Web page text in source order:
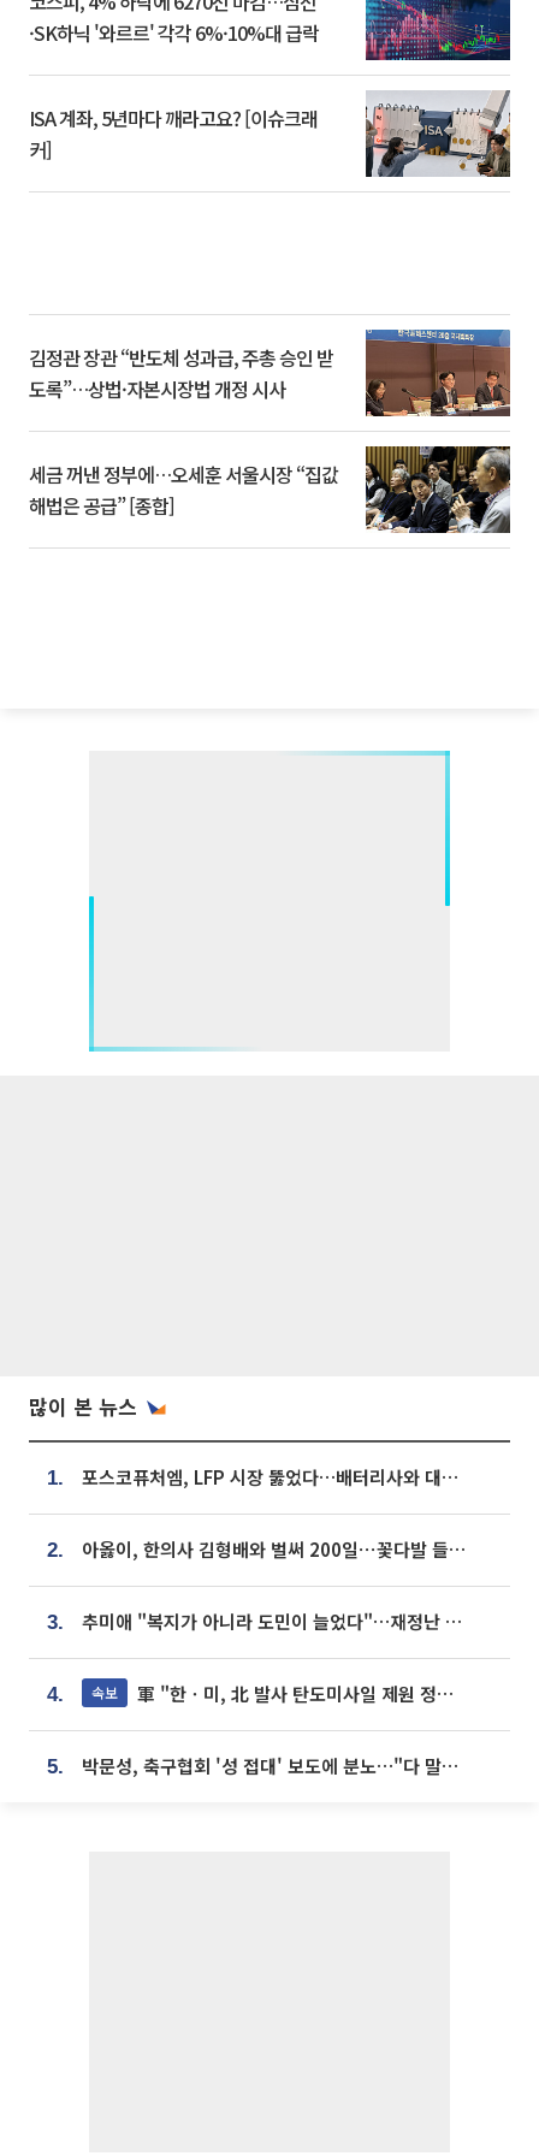
·SK하닉 '와르르' 각각 6%·10%대 급락
ISA 계좌, 5년마다 깨라고요? [이슈크래
커]
김정관 장관 “반도체 성과급, 주총 승인 받
도록”…상법·자본시장법 개정 시사
세금 꺼낸 정부에…오세훈 서울시장 “집값
해법은 공급” [종합]
많이 본 뉴스
1. 포스코퓨처엠, LFP 시장 뚫었다…배터리사와 대규모 장기 공급 합의
2. 아옳이, 한의사 김형배와 벌써 200일⋯꽃다발 들고 "프러포즈 아냐"
3. 추미애 "복지가 아니라 도민이 늘었다"…재정난 책임론 정면돌파
4. 속보 軍 "한ㆍ미, 北 발사 탄도미사일 제원 정밀분석 중"
5. 박문성, 축구협회 '성 접대' 보도에 분노…"다 말아먹으려고 작정했나"